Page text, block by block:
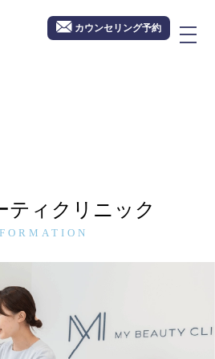
カウンセリング予約
ティクリニック